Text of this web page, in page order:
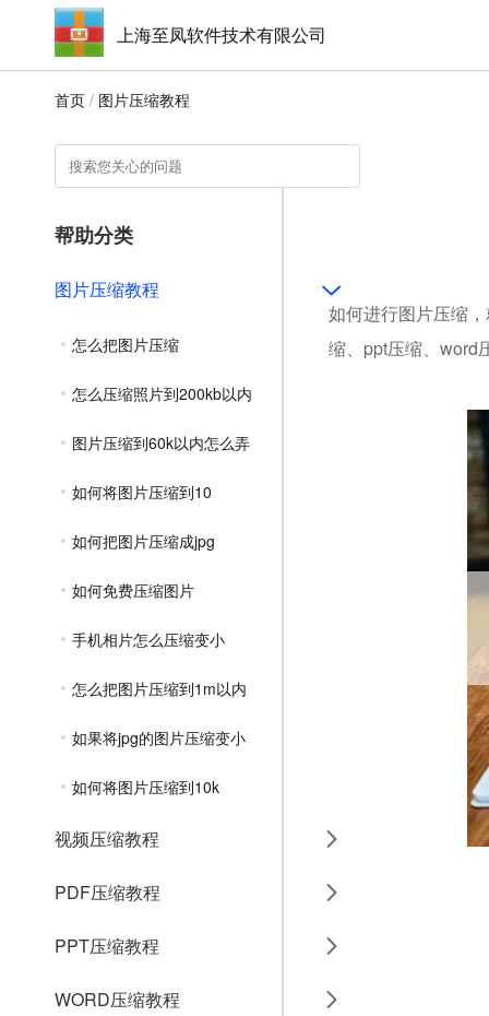
上海至凤软件技术有限公司
首页 / 图片压缩教程
帮助分类
图片压缩教程
怎么把图片压缩
怎么压缩照片到200kb以内
图片压缩到60k以内怎么弄
如何将图片压缩到10
如何把图片压缩成jpg
如何免费压缩图片
手机相片怎么压缩变小
怎么把图片压缩到1m以内
如果将jpg的图片压缩变小
如何将图片压缩到10k
视频压缩教程
PDF压缩教程
PPT压缩教程
WORD压缩教程
如何进行图片压缩
缩、ppt压缩、word